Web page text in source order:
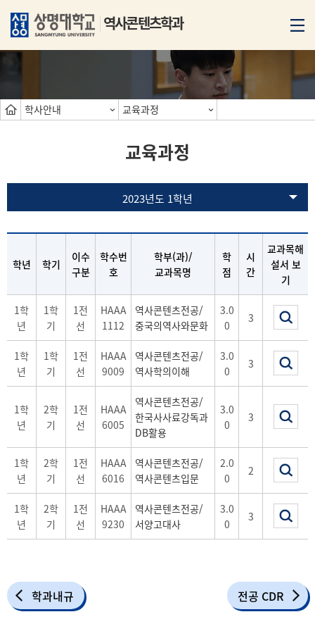
역사콘텐츠학과
학사안내 교육과정
교육과정
2023년도 1학년
학년 학기
이수
구분
학수번
호
학부(과)/
교과목명
학
점
시
간
교과목해
설서 보
기
1학
년
1학
기
1전
선
HAAA
1112
역사콘텐츠전공/
중국의역사와문화
3.0
0
3
1학
년
1학
기
1전
선
HAAA
9009
역사콘텐츠전공/
역사학의이해
3.0
0
3
1학
년
2학
기
1전
선
HAAA
6005
역사콘텐츠전공/
한국사사료강독과
DB활용
3.0
0
3
1학
년
2학
기
1전
선
HAAA
6016
역사콘텐츠전공/
역사콘텐츠입문
2.0
0
2
1학
년
2학
기
1전
선
HAAA
9230
역사콘텐츠전공/
서양고대사
3.0
0
3
학과내규 전공 CDR